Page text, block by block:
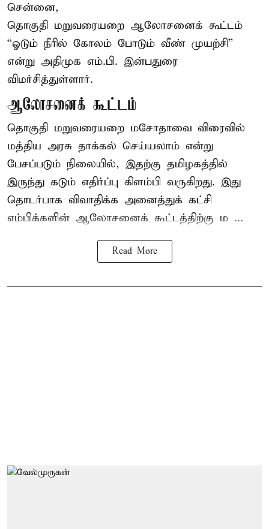
சென்னை,
தொகுதி மறுவரையறை ஆலோசனைக் கூட்டம்
“ஓடும் நீரில் கோலம் போடும் வீண் முயற்சி”
என்று அதிமுக எம்.பி. இன்பதுரை
விமர்சித்துள்ளார்.
ஆலோசனைக் கூட்டம்
தொகுதி மறுவரையறை மசோதாவை விரைவில்
மத்திய அரசு தாக்கல் செய்யலாம் என்று
பேசப்படும் நிலையில், இதற்கு தமிழகத்தில்
இருந்து கடும் எதிர்ப்பு கிளம்பி வருகிறது. இது
தொடர்பாக விவாதிக்க அனைத்துக் கட்சி
எம்பிக்களின் ஆலோசனைக் கூட்டத்திற்கு ம ...
Read More